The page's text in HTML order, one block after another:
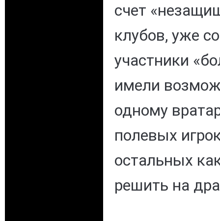
счет
клубов, уже
участники
имели
одному
полевых
остальных
решить на